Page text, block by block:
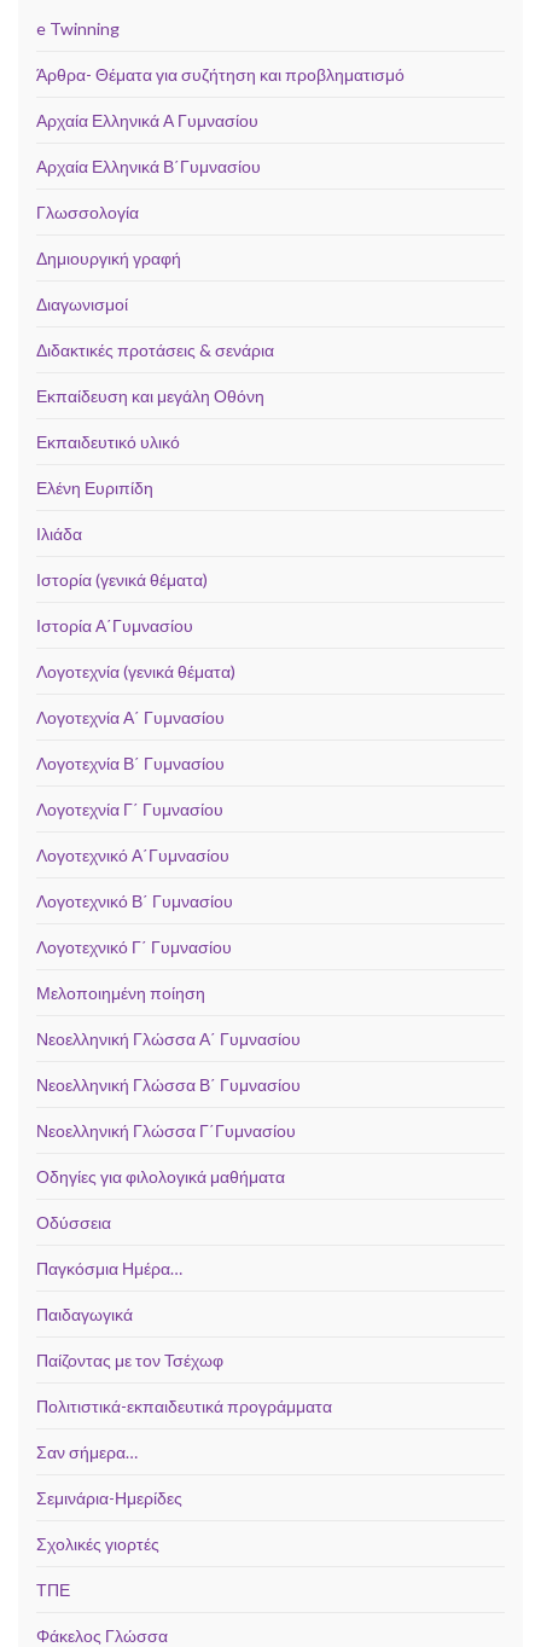
e Twinning
Άρθρα- Θέματα για συζήτηση και προβληματισμό
Αρχαία Ελληνικά Α Γυμνασίου
Αρχαία Ελληνικά Β΄Γυμνασίου
Γλωσσολογία
Δημιουργική γραφή
Διαγωνισμοί
Διδακτικές προτάσεις & σενάρια
Εκπαίδευση και μεγάλη Οθόνη
Εκπαιδευτικό υλικό
Ελένη Ευριπίδη
Ιλιάδα
Ιστορία (γενικά θέματα)
Ιστορία Α΄Γυμνασίου
Λογοτεχνία (γενικά θέματα)
Λογοτεχνία Α΄ Γυμνασίου
Λογοτεχνία Β΄ Γυμνασίου
Λογοτεχνία Γ΄ Γυμνασίου
Λογοτεχνικό Α΄Γυμνασίου
Λογοτεχνικό Β΄ Γυμνασίου
Λογοτεχνικό Γ΄ Γυμνασίου
Μελοποιημένη ποίηση
Νεοελληνική Γλώσσα Α΄ Γυμνασίου
Νεοελληνική Γλώσσα Β΄ Γυμνασίου
Νεοελληνική Γλώσσα Γ΄Γυμνασίου
Οδηγίες για φιλολογικά μαθήματα
Οδύσσεια
Παγκόσμια Ημέρα…
Παιδαγωγικά
Παίζοντας με τον Τσέχωφ
Πολιτιστικά-εκπαιδευτικά προγράμματα
Σαν σήμερα…
Σεμινάρια-Ημερίδες
Σχολικές γιορτές
ΤΠΕ
Φάκελος Γλώσσα